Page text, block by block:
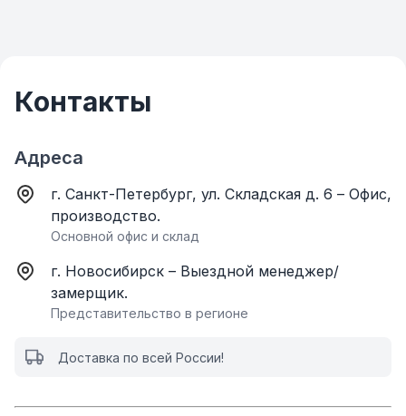
Контакты
Адреса
г. Санкт-Петербург, ул. Складская д. 6 – Офис,
производство.
Основной офис и склад
г. Новосибирск – Выездной менеджер/
замерщик.
Представительство в регионе
Доставка по всей России!